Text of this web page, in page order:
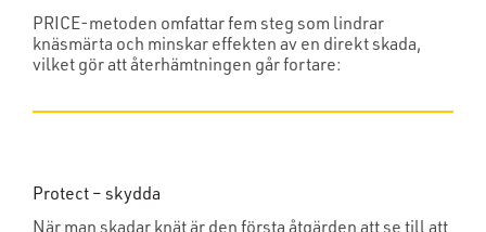
PRICE-metoden omfattar fem steg som lindrar
knäsmärta och minskar effekten av en direkt skada,
vilket gör att återhämtningen går fortare:
Protect – skydda
När man skadar knät är den första åtgärden att se till att